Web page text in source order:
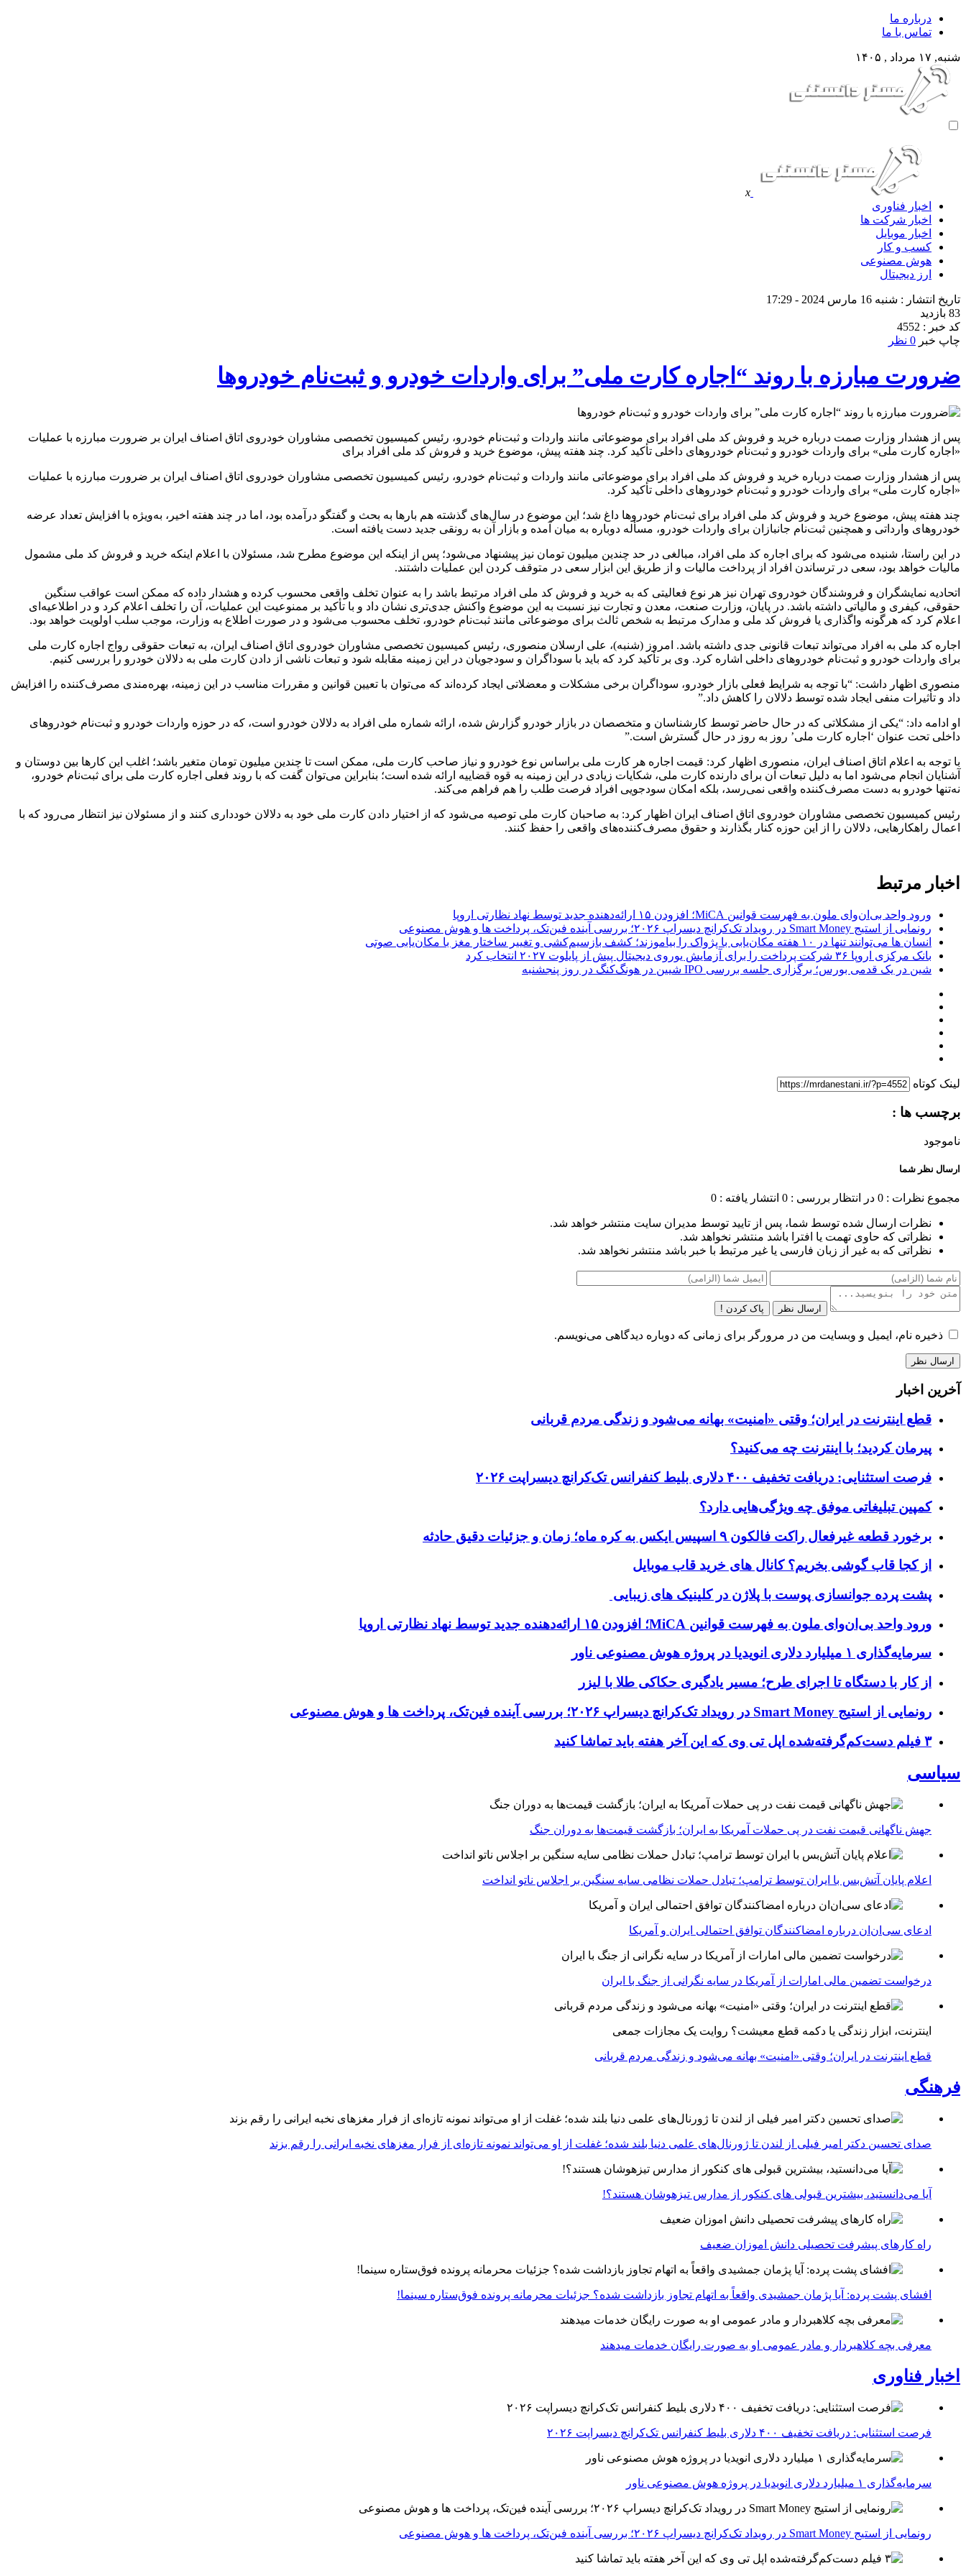
درباره ما
تماس با ما
شنبه, ۱۷ مرداد , ۱۴۰۵
x
اخبار فناوری
اخبار شرکت ها
اخبار موبایل
کسب و کار
هوش مصنوعی
ارز دیجیتال
تاریخ انتشار : شنبه 16 مارس 2024 - 17:29
83 بازدید
کد خبر : 4552
چاپ خبر 0 نظر
ضرورت مبارزه با روند “اجاره کارت ملی” برای واردات خودرو و ثبت‌نام خودروها
پس از هشدار وزارت صمت درباره خرید و فروش کد ملی افراد برای موضوعاتی مانند واردات و ثبت‌نام خودرو، رئیس کمیسیون تخصصی مشاوران خودروی اتاق اصناف ایران بر ضرورت مبارزه با عملیات
«اجاره کارت ملی» برای واردات خودرو و ثبت‌نام خودروهای داخلی تأکید کرد. چند هفته پیش، موضوع خرید و فروش کد ملی افراد برای
پس از هشدار وزارت صمت درباره خرید و فروش کد ملی افراد برای موضوعاتی مانند واردات و ثبت‌نام خودرو، رئیس کمیسیون تخصصی مشاوران خودروی اتاق اصناف ایران بر ضرورت مبارزه با عملیات
«اجاره کارت ملی» برای واردات خودرو و ثبت‌نام خودروهای داخلی تأکید کرد.
چند هفته پیش، موضوع خرید و فروش کد ملی افراد برای ثبت‌نام خودروها داغ شد؛ این موضوع در سال‌های گذشته هم بارها به بحث و گفتگو درآمده بود، اما در چند هفته اخیر، به‌ویژه با افزایش تعداد عرضه
خودروهای وارداتی و همچنین ثبت‌نام جانبازان برای واردات خودرو، مسأله دوباره به میان آمده و بازار آن به رونقی جدید دست یافته است.
در این راستا، شنیده می‌شود که برای اجاره کد ملی افراد، مبالغی در حد چندین میلیون تومان نیز پیشنهاد می‌شود؛ پس از اینکه این موضوع مطرح شد، مسئولان با اعلام اینکه خرید و فروش کد ملی مشمول
مالیات خواهد بود، سعی در ترساندن افراد از پرداخت مالیات و از طریق این ابزار سعی در متوقف کردن این عملیات داشتند.
اتحادیه نمایشگران و فروشندگان خودروی تهران نیز هر نوع فعالیتی که به خرید و فروش کد ملی افراد مرتبط باشد را به عنوان تخلف واقعی محسوب کرده و هشدار داده که ممکن است عواقب سنگین
حقوقی، کیفری و مالیاتی داشته باشد. در پایان، وزارت صنعت، معدن و تجارت نیز نسبت به این موضوع واکنش جدی‌تری نشان داد و با تأکید بر ممنوعیت این عملیات، آن را تخلف اعلام کرد و در اطلاعیه‌ای
اعلام کرد که هرگونه واگذاری یا فروش کد ملی و مدارک مرتبط به شخص ثالث برای موضوعاتی مانند ثبت‌نام خودرو، تخلف محسوب می‌شود و در صورت اطلاع به وزارت، موجب سلب اولویت خواهد بود.
اجاره کد ملی به افراد می‌تواند تبعات قانونی جدی داشته باشد. امروز (شنبه)، علی ارسلان منصوری، رئیس کمیسیون تخصصی مشاوران خودروی اتاق اصناف ایران، به تبعات حقوقی رواج اجاره کارت ملی
برای واردات خودرو و ثبت‌نام خودروهای داخلی اشاره کرد. وی بر تأکید کرد که باید با سوداگران و سودجویان در این زمینه مقابله شود و تبعات ناشی از دادن کارت ملی به دلالان خودرو را بررسی کنیم.
منصوری اظهار داشت: “با توجه به شرایط فعلی بازار خودرو، سوداگران برخی مشکلات و معضلاتی ایجاد کرده‌اند که می‌توان با تعیین قوانین و مقررات مناسب در این زمینه، بهره‌مندی مصرف‌کننده را افزایش
داد و تأثیرات منفی ایجاد شده توسط دلالان را کاهش داد.”
او ادامه داد: “یکی از مشکلاتی که در حال حاضر توسط کارشناسان و متخصصان در بازار خودرو گزارش شده، ارائه شماره ملی افراد به دلالان خودرو است، که در حوزه واردات خودرو و ثبت‌نام خودروهای
داخلی تحت عنوان ‘اجاره کارت ملی’ روز به روز در حال گسترش است.”
با توجه به اعلام اتاق اصناف ایران، منصوری اظهار کرد: قیمت اجاره هر کارت ملی براساس نوع خودرو و نیاز صاحب کارت ملی، ممکن است تا چندین میلیون تومان متغیر باشد؛ اغلب این کارها بین دوستان و
آشنایان انجام می‌شود اما به دلیل تبعات آن برای دارنده کارت ملی، شکایات زیادی در این زمینه به قوه قضاییه ارائه شده است؛ بنابراین می‌توان گفت که با روند فعلی اجاره کارت ملی برای ثبت‌نام خودرو،
نه‌تنها خودرو به دست مصرف‌کننده واقعی نمی‌رسد، بلکه امکان سودجویی افراد فرصت طلب را هم فراهم می‌کند.
رئیس کمیسیون تخصصی مشاوران خودروی اتاق اصناف ایران اظهار کرد: به صاحبان کارت ملی توصیه می‌شود که از اختیار دادن کارت ملی خود به دلالان خودداری کنند و از مسئولان نیز انتظار می‌رود که با
اعمال راهکارهایی، دلالان را از این حوزه کنار بگذارند و حقوق مصرف‌کننده‌های واقعی را حفظ کنند.
اخبار مرتبط
ورود واحد بی‌ان‌وای ملون به فهرست قوانین MiCA؛ افزودن ۱۵ ارائه‌دهنده جدید توسط نهاد نظارتی اروپا
رونمایی از استیج Smart Money در رویداد تک‌کرانچ دیسراپ ۲۰۲۶؛ بررسی آینده فین‌تک، پرداخت‌ ها و هوش مصنوعی
انسان‌ ها می‌توانند تنها در ۱۰ هفته مکان‌یابی با پژواک را بیاموزند؛ کشف بازسیم‌کشی و تغییر ساختار مغز با مکان‌یابی صوتی
بانک مرکزی اروپا ۳۶ شرکت پرداخت را برای آزمایش یوروی دیجیتال پیش از پایلوت ۲۰۲۷ انتخاب کرد
شین در یک قدمی بورس؛ برگزاری جلسه بررسی IPO شیین در هونگ‌کنگ در روز پنجشنبه
لینک کوتاه
برچسب ها :
ناموجود
ارسال نظر شما
مجموع نظرات : 0 در انتظار بررسی : 0 انتشار یافته : 0
نظرات ارسال شده توسط شما، پس از تایید توسط مدیران سایت منتشر خواهد شد.
نظراتی که حاوی تهمت یا افترا باشد منتشر نخواهد شد.
نظراتی که به غیر از زبان فارسی یا غیر مرتبط با خبر باشد منتشر نخواهد شد.
ارسال نظر پاک کردن !
ذخیره نام، ایمیل و وبسایت من در مرورگر برای زمانی که دوباره دیدگاهی می‌نویسم.
آخرین اخبار
قطع اینترنت در ایران؛ وقتی «امنیت» بهانه می‌شود و زندگی مردم قربانی
پیرمان کردید؛ با اینترنت چه می‌کنید؟
فرصت استثنایی: دریافت تخفیف ۴۰۰ دلاری بلیط کنفرانس تک‌کرانچ دیسراپت ۲۰۲۶
کمپین تبلیغاتی موفق چه ویژگی‌هایی دارد؟
برخورد قطعه غیرفعال راکت فالکون ۹ اسپیس ایکس به کره ماه؛ زمان و جزئیات دقیق حادثه
از کجا قاب گوشی بخریم؟ کانال های خرید قاب موبایل
پشت پرده جوانسازی پوست با پلاژن در کلینیک های زیبایی
ورود واحد بی‌ان‌وای ملون به فهرست قوانین MiCA؛ افزودن ۱۵ ارائه‌دهنده جدید توسط نهاد نظارتی اروپا
سرمایه‌گذاری ۱ میلیارد دلاری انویدیا در پروژه هوش مصنوعی ناور
از کار با دستگاه تا اجرای طرح؛ مسیر یادگیری حکاکی طلا با لیزر
رونمایی از استیج Smart Money در رویداد تک‌کرانچ دیسراپ ۲۰۲۶؛ بررسی آینده فین‌تک، پرداخت‌ ها و هوش مصنوعی
۳ فیلم دست‌کم‌گرفته‌شده اپل تی وی که این آخر هفته باید تماشا کنید
سیاسی
جهش ناگهانی قیمت نفت در پی حملات آمریکا به ایران؛ بازگشت قیمت‌ها به دوران جنگ
اعلام پایان آتش‌بس با ایران توسط ترامپ؛ تبادل حملات نظامی سایه سنگین بر اجلاس ناتو انداخت
ادعای سی‌ان‌ان درباره امضاکنندگان توافق احتمالی ایران و آمریکا
درخواست تضمین مالی امارات از آمریکا در سایه نگرانی از جنگ با ایران
اینترنت، ابزار زندگی یا دکمه قطع معیشت؟ روایت یک مجازات جمعی
قطع اینترنت در ایران؛ وقتی «امنیت» بهانه می‌شود و زندگی مردم قربانی
فرهنگی
صدای تحسین دکتر امیر فیلی از لندن تا ژورنال‌های علمی دنیا بلند شده؛ غفلت از او می‌تواند نمونه تازه‌ای از فرار مغزهای نخبه ایرانی را رقم بزند
آیا می‌دانستید، بیشترین قبولی های کنکور از مدارس تیزهوشان هستند؟!
راه کارهای پیشرفت تحصیلی دانش اموزان ضعیف
افشای پشت پرده: آیا پژمان جمشیدی واقعاً به اتهام تجاوز بازداشت شده؟ جزئیات محرمانه پرونده فوق‌ستاره سینما!
معرفی بچه کلاهبردار و مادر عمومی او به صورت رایگان خدمات میدهند
اخبار فناوری
فرصت استثنایی: دریافت تخفیف ۴۰۰ دلاری بلیط کنفرانس تک‌کرانچ دیسراپت ۲۰۲۶
سرمایه‌گذاری ۱ میلیارد دلاری انویدیا در پروژه هوش مصنوعی ناور
رونمایی از استیج Smart Money در رویداد تک‌کرانچ دیسراپ ۲۰۲۶؛ بررسی آینده فین‌تک، پرداخت‌ ها و هوش مصنوعی